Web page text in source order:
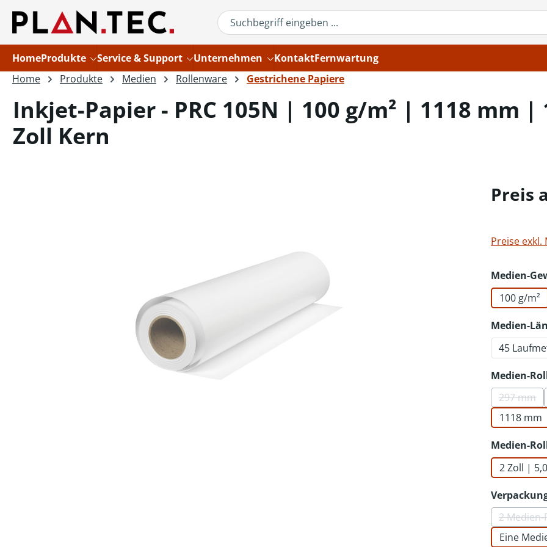
Hauptinhalt springen
Zur Suche springen
HomeProdukte Service & Support Unternehmen KontaktFernwartung
Home
Produkte Medien Rollenware Gestrichene Papiere
Inkjet-Papier - PRC 105N | 100 g/m² | 1118 mm
Zoll Kern
Preis
Preise exkl.
Medien-
100 g/m²
Medien-
45
Medien-
297 mm
(Diese
1118 mm
Medien-
2 Zoll |
2 Medien-
Eine